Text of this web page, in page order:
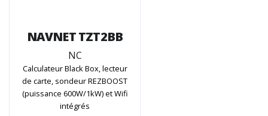
NAVNET TZT2BB
NC
Calculateur Black Box, lecteur
de carte, sondeur REZBOOST
(puissance 600W/1kW) et Wifi
intégrés